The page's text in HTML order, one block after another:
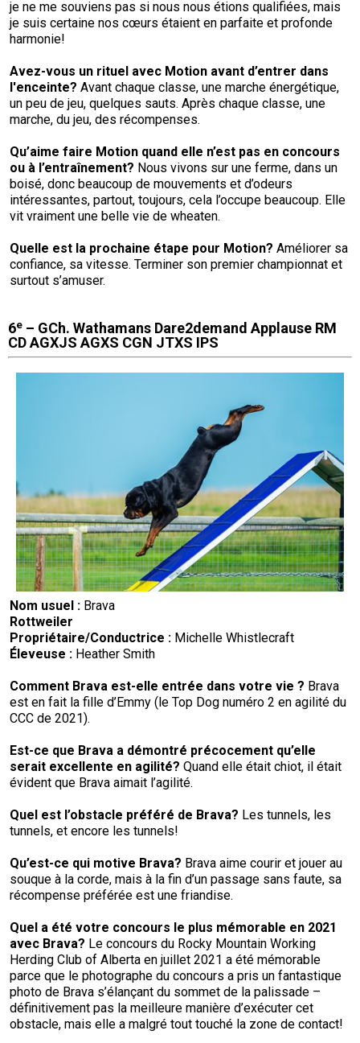
je ne me souviens pas si nous nous étions qualifiées, mais
je suis certaine nos cœurs étaient en parfaite et profonde
harmonie!
Avez-vous un rituel avec Motion avant d’entrer dans
l'enceinte? Avant chaque classe, une marche énergétique,
un peu de jeu, quelques sauts. Après chaque classe, une
marche, du jeu, des récompenses.
Qu’aime faire Motion quand elle n’est pas en concours
ou à l’entraînement? Nous vivons sur une ferme, dans un
boisé, donc beaucoup de mouvements et d’odeurs
intéressantes, partout, toujours, cela l’occupe beaucoup. Elle
vit vraiment une belle vie de wheaten.
Quelle est la prochaine étape pour Motion? Améliorer sa
confiance, sa vitesse. Terminer son premier championnat et
surtout s’amuser.
6e – GCh. Wathamans Dare2demand Applause RM
CD AGXJS AGXS CGN JTXS IPS
Nom usuel : Brava
Rottweiler
Propriétaire/Conductrice : Michelle Whistlecraft
Éleveuse : Heather Smith
Comment Brava est-elle entrée dans votre vie ? Brava
est en fait la fille d’Emmy (le Top Dog numéro 2 en agilité du
CCC de 2021).
Est-ce que Brava a démontré précocement qu’elle
serait excellente en agilité? Quand elle était chiot, il était
évident que Brava aimait l’agilité.
Quel est l’obstacle préféré de Brava? Les tunnels, les
tunnels, et encore les tunnels!
Qu’est-ce qui motive Brava? Brava aime courir et jouer au
souque à la corde, mais à la fin d’un passage sans faute, sa
récompense préférée est une friandise.
Quel a été votre concours le plus mémorable en 2021
avec Brava? Le concours du Rocky Mountain Working
Herding Club of Alberta en juillet 2021 a été mémorable
parce que le photographe du concours a pris un fantastique
photo de Brava s’élançant du sommet de la palissade –
définitivement pas la meilleure manière d’exécuter cet
obstacle, mais elle a malgré tout touché la zone de contact!